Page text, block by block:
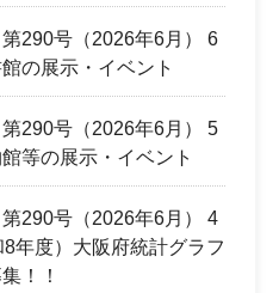
290号（2026年6月） 6
の展示・イベント
290号（2026年6月） 5
等の展示・イベント
290号（2026年6月） 4
年度）大阪府統計グラフ
！！